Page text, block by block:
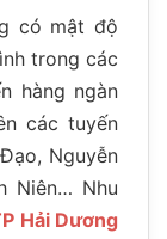
có mật độ
trong các
hàng ngàn
các tuyến
Nguyễn
Niên… Nhu
Hải Dương